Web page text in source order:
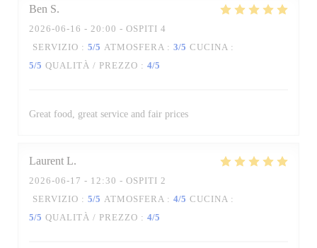
Ben S
2026-06-16 - 20:00 - OSPITI 4
SERVIZIO : 5/5 ATMOSFERA : 3/5 CUCINA :
5/5 QUALITÀ / PREZZO : 4/5
Great food, great service and fair prices
Laurent L
2026-06-17 - 12:30 - OSPITI 2
SERVIZIO : 5/5 ATMOSFERA : 4/5 CUCINA :
5/5 QUALITÀ / PREZZO : 4/5